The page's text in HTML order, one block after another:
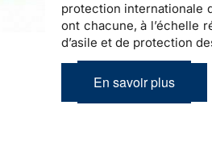
protection internationale
ont chacune, à l’échelle
d’asile et de protection
En savoir plus